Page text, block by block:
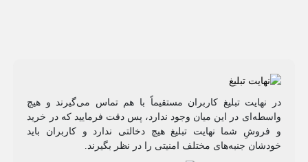
در نهایت تبلیغ کاربران مستقیماً با هم تماس می‌گیرند و هیچ
واسطه‌ای در این میان وجود ندارد، پس دقت فرمایید که در خرید
و فروشِ شما نهایت تبلیغ هیچ دخالتی ندارد و کاربران باید
خودشان جنبه‌های مختلف امنیتی را در نظر بگیرند.